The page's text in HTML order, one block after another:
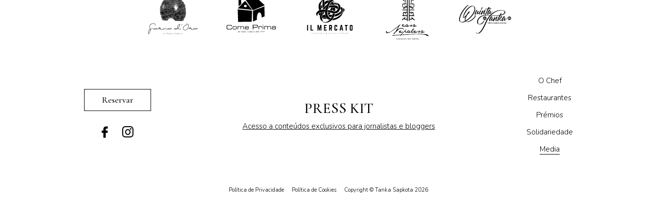
Reservar PRESS KIT
Acesso a conteúdos exclusivos para jornalistas e bloggers
O Chef
Restaurantes
Prémios
Solidariedade
Media
Política de Privacidade Política de Cookies Copyright © Tanka Sapkota 2026